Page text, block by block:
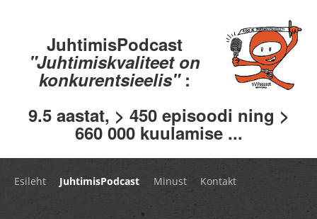
JuhtimisPodcast
"Juhtimiskvaliteet on
konkurentsieelis" :
9.5 aastat, > 450 episoodi ning >
660 000 kuulamise ...
Esileht JuhtimisPodcast Minust Kontakt